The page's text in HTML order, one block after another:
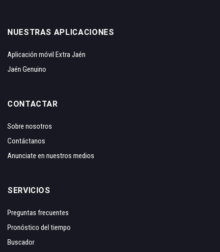
NUESTRAS APLICACIONES
Aplicación móvil Extra Jaén
Jaén Genuino
CONTACTAR
Sobre nosotros
Contáctanos
Anunciate en nuestros medios
SERVICIOS
Preguntas frecuentes
Pronóstico del tiempo
Buscador